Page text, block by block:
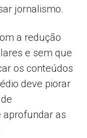
jornalismo.
a redução
e sem que
os conteúdos
deve piorar
aprofundar as